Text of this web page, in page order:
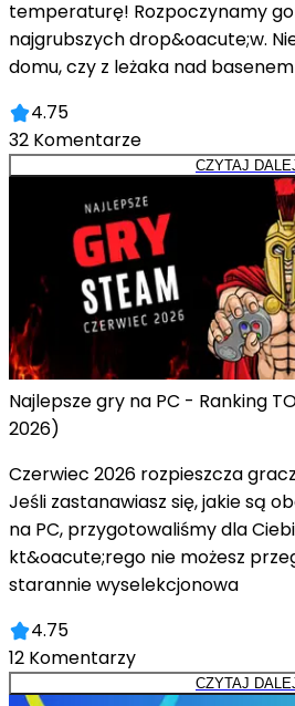
temperaturę! Rozpoczynamy
najgrubszych drop&oacute;w.
domu, czy z leżaka nad
4.75
32 Komentarze
CZYTAJ
Najlepsze gry na PC - Ranking
2026)
Czerwiec 2026 rozpieszcza
Jeśli zastanawiasz się, jakie są
na PC, przygotowaliśmy dla
kt&oacute;rego nie możesz
starannie wyselekcjonowa
4.75
12 Komentarzy
CZYTAJ